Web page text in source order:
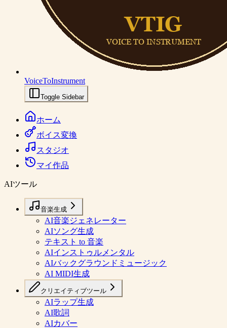
VoiceToInstrument
Toggle Sidebar
ホーム
ボイス変換
スタジオ
マイ作品
AIツール
音楽生成
AI音楽ジェネレーター
AIソング生成
テキスト to 音楽
AIインストゥルメンタル
AIバックグラウンドミュージック
AI MIDI生成
クリエイティブツール
AIラップ生成
AI歌詞
AIカバー